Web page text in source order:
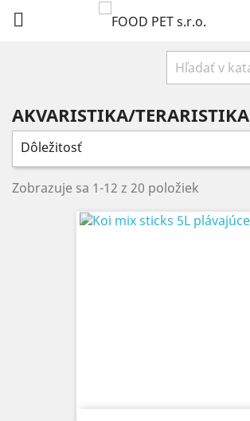

AKVARISTIKA/TERARISTIKA
Dôležitosť
Zobrazuje sa 1-12 z 20 položiek